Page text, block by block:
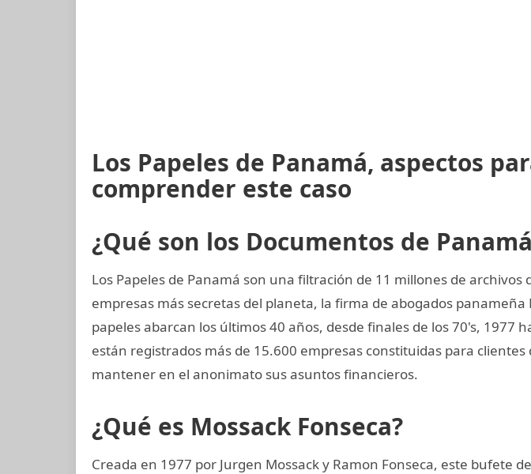
Los Papeles de Panamá, aspectos
comprender este caso
¿Qué son los Documentos de
Los Papeles de Panamá son una filtración de 11 millones de archivos
empresas más secretas del planeta, la firma de abogados panameña
papeles abarcan los últimos 40 años, desde finales de los 70's, 1977
están registrados más de 15.600 empresas constituidas para clientes
mantener en el anonimato sus asuntos financieros.
¿Qué es Mossack Fonseca?
Creada en 1977 por Jurgen Mossack y Ramon Fonseca, este bufete